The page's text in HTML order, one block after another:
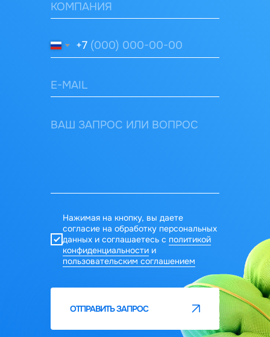
Нажимая на кнопку, вы даете
согласие на обработку персональных
данных и соглашаетесь c политикой
конфиденциальности и
пользовательским соглашением
+7
ОТПРАВИТЬ ЗАПРОС